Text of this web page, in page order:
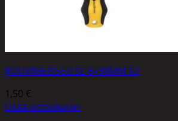
RUUVIMEISSELI SL 6×38MM S2
1,50 €
Lisää ostoskoriin